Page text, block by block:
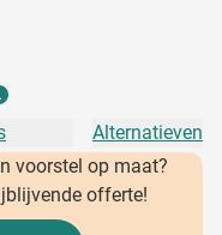
Alternatieven
voorstel op maat?
offerte!